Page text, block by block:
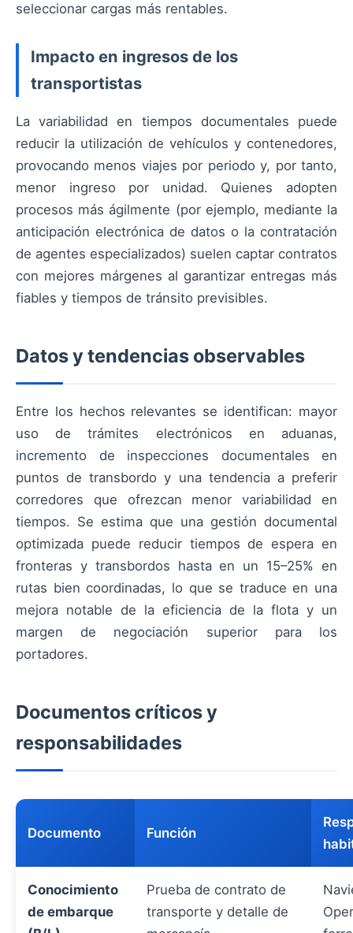
seleccionar cargas más rentables.
Impacto en ingresos de los
transportistas
La variabilidad en tiempos documentales puede
reducir la utilización de vehículos y contenedores,
provocando menos viajes por periodo y, por tanto,
menor ingreso por unidad. Quienes adopten
procesos más ágilmente (por ejemplo, mediante la
anticipación electrónica de datos o la contratación
de agentes especializados) suelen captar contratos
con mejores márgenes al garantizar entregas más
fiables y tiempos de tránsito previsibles.
Datos y tendencias observables
Entre los hechos relevantes se identifican: mayor
uso de trámites electrónicos en aduanas,
incremento de inspecciones documentales en
puntos de transbordo y una tendencia a preferir
corredores que ofrezcan menor variabilidad en
tiempos. Se estima que una gestión documental
optimizada puede reducir tiempos de espera en
fronteras y transbordos hasta en un 15–25% en
rutas bien coordinadas, lo que se traduce en una
mejora notable de la eficiencia de la flota y un
margen de negociación superior para los
portadores.
Documentos críticos y
responsabilidades
Documento Función
Conocimiento
de embarque
Prueba de contrato de
transporte y detalle de